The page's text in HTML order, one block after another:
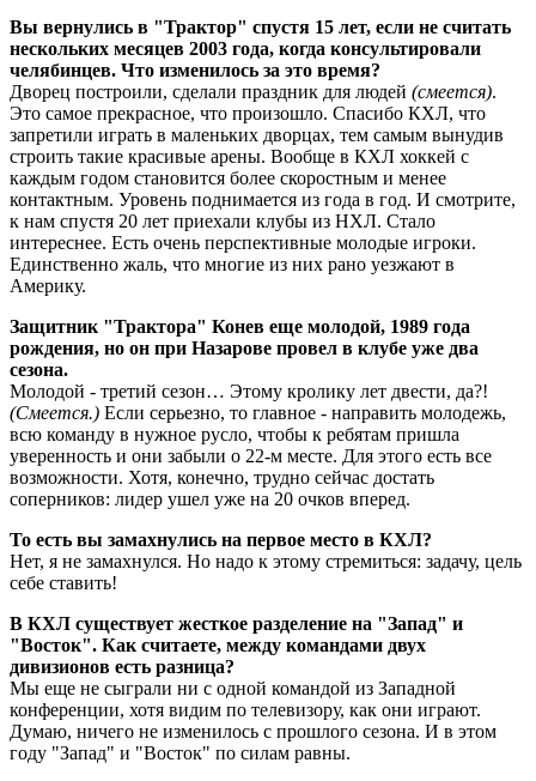
Вы вернулись в "Трактор" спустя 15 лет, если не считать
нескольких месяцев 2003 года, когда консультировали
челябинцев. Что изменилось за это время?
Дворец построили, сделали праздник для людей (смеется).
Это самое прекрасное, что произошло. Спасибо КХЛ, что
запретили играть в маленьких дворцах, тем самым вынудив
строить такие красивые арены. Вообще в КХЛ хоккей с
каждым годом становится более скоростным и менее
контактным. Уровень поднимается из года в год. И смотрите,
к нам спустя 20 лет приехали клубы из НХЛ. Стало
интереснее. Есть очень перспективные молодые игроки.
Единственно жаль, что многие из них рано уезжают в
Америку.
Защитник "Трактора" Конев еще молодой, 1989 года
рождения, но он при Назарове провел в клубе уже два
сезона.
Молодой - третий сезон… Этому кролику лет двести, да?!
(Смеется.) Если серьезно, то главное - направить молодежь,
всю команду в нужное русло, чтобы к ребятам пришла
уверенность и они забыли о 22-м месте. Для этого есть все
возможности. Хотя, конечно, трудно сейчас достать
соперников: лидер ушел уже на 20 очков вперед.
То есть вы замахнулись на первое место в КХЛ?
Нет, я не замахнулся. Но надо к этому стремиться: задачу, цель
себе ставить!
В КХЛ существует жесткое разделение на "Запад" и
"Восток". Как считаете, между командами двух
дивизионов есть разница?
Мы еще не сыграли ни с одной командой из Западной
конференции, хотя видим по телевизору, как они играют.
Думаю, ничего не изменилось с прошлого сезона. И в этом
году "Запад" и "Восток" по силам равны.